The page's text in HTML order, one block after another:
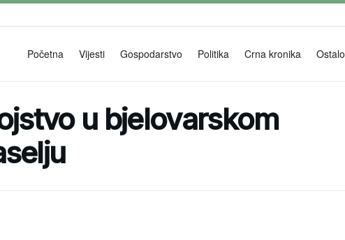
Početna Vijesti Gospodarstvo Politika Crna kronika Ostalo
u bjelovarskom